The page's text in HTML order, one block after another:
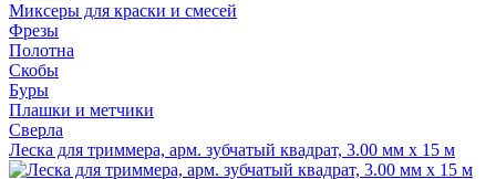
Миксеры для краски и смесей
Фрезы
Полотна
Скобы
Буры
Плашки и метчики
Сверла
Леска для триммера, арм. зубчатый квадрат, 3.00 мм x 15 м